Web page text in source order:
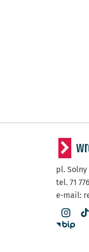
pl. Solny
tel. 71
e-mail: